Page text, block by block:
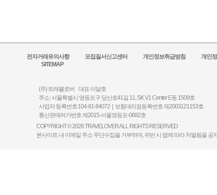
전자거래유의사항 모집질서신고센터 개인정보취급방침
개인
SITEMAP
(주) 트래블로버 대표 이달호
주소: 서울특별시 영등포구 당산로41길 11, SK V1 Center E동 1509호
사업자 등록번호:104-81-84072 | 보험대리점등록번호 제2003121153호
통신판매허가번호 제2015-서울영등포-0682호
COPYRIGHT © 2026 TRAVELOVER ALL RIGHTS RESERVED
본사이트 내 이메일 주소 무단수집을 거부하며, 위반 시 법에 따라 처벌됨을 공